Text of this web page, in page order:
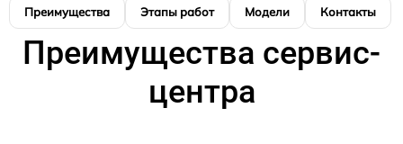
Преимущества Этапы работ Модели Контакты
Преимущества сервис-
центра